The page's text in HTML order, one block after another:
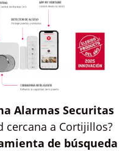
Alarmas Securitas
a Cortijillos?
de búsqueda